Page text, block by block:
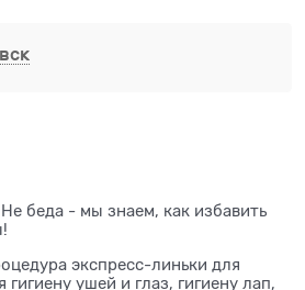
беда - мы знаем, как избавить
экспресс-линьки для
гигиену ушей и глаз, гигиену лап,